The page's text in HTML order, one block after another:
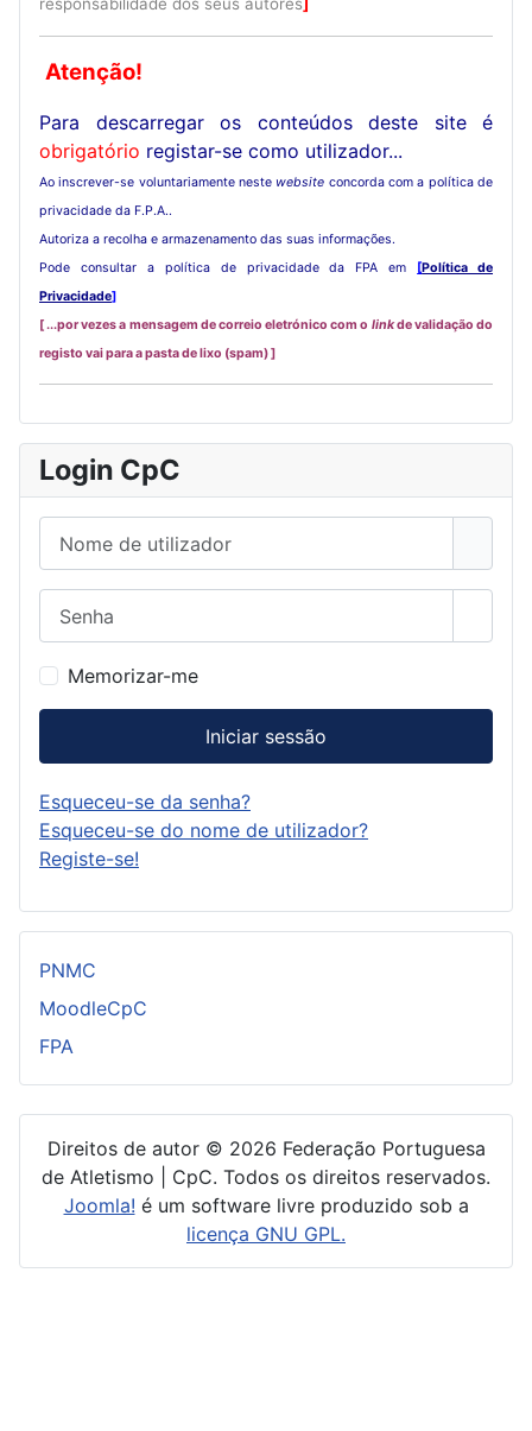
Atenção!
Para descarregar os conteúdos deste site é
obrigatório registar-se como utilizador...
Ao inscrever-se voluntariamente neste website concorda com a política de
privacidade da F.P.A..
Autoriza a recolha e armazenamento das suas informações.
Pode consultar a política de privacidade da FPA em [Política de
Privacidade]
[ ...por vezes a mensagem de correio eletrónico com o linkde validação do
registo vai para a pasta de lixo (spam) ]
Login CpC
Memorizar-me
Iniciar sessão
Esqueceu-se da senha?
Esqueceu-se do nome de utilizador?
Registe-se!
PNMC
MoodleCpC
FPA
Direitos de autor © 2026 Federação Portuguesa
de Atletismo | CpC. Todos os direitos reservados.
Joomla! é um software livre produzido sob a
licença GNU GPL.